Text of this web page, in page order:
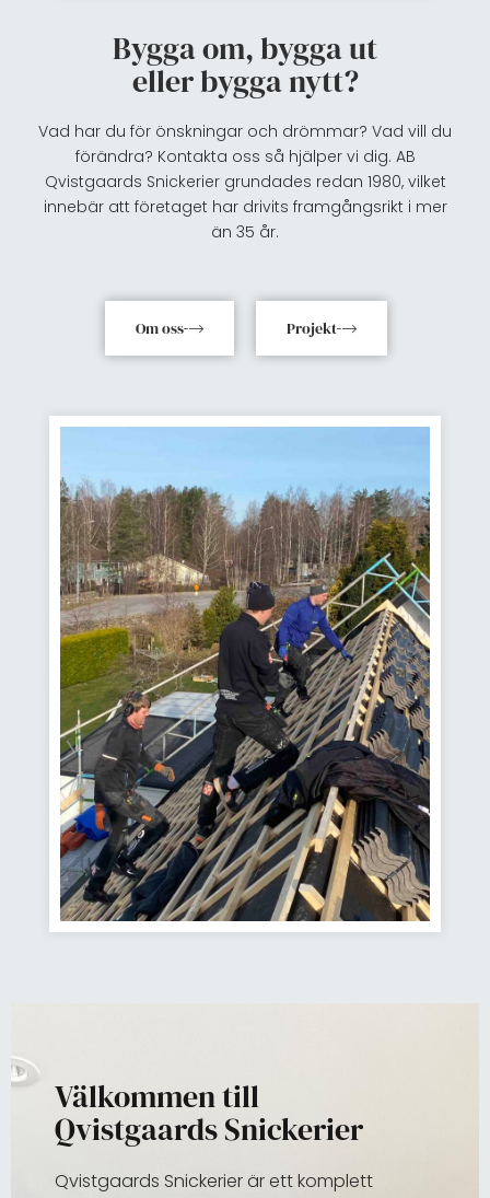
Bygga om, bygga ut
eller bygga nytt?
Vad har du för önskningar och drömmar? Vad vill du
förändra? Kontakta oss så hjälper vi dig. AB
Qvistgaards Snickerier grundades redan 1980, vilket
innebär att företaget har drivits framgångsrikt i mer
än 35 år.
Om oss Projekt
Välkommen till
Qvistgaards Snickerier
Qvistgaards Snickerier är ett komplett